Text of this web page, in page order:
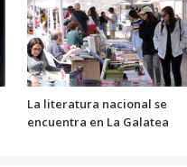
La literatura nacional se
encuentra en La Galatea